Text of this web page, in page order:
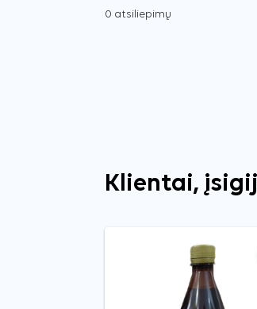
0 atsiliepimų
Klientai,